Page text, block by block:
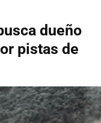
dueño
pistas de